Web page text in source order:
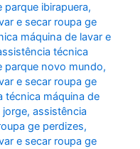
parque ibirapuera,
e secar roupa ge
máquina de lavar e
técnica
parque novo mundo,
e secar roupa ge
técnica máquina de
jorge,assistência
ge perdizes,
e secar roupa ge